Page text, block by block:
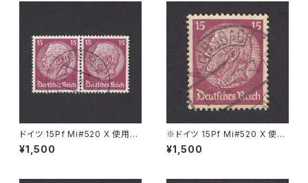
ドイツ 15Pf Mi#520 X 使用済
み切手｜PÖSSNECK 22.9.19
36
¥1,500
※ドイツ 15Pf Mi#520 X 使用
済み切手｜ALPIRSBACH 19.J
UL.1940
¥1,500